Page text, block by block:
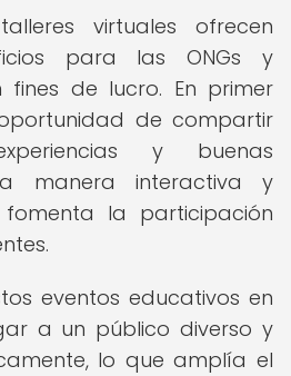
virtuales ofrecen
para las ONGs y
fines de lucro. En primer
de compartir
y buenas
manera interactiva y
la participación
eventos educativos en
a un público diverso y
lo que amplía el